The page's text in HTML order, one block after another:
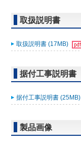
取扱説明書
取扱説明書 (17MB)
据付工事説明書
据付工事説明書 (25MB)
製品画像